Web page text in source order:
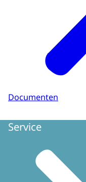
Documenten
Service